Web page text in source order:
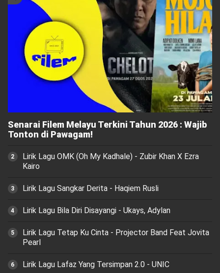
Senarai Filem Melayu Terkini Tahun 2026 : Wajib
Tonton di Pawagam!
Lirik Lagu OMK (Oh My Kadhale) - Zubir Khan X Ezra
Kairo
Lirik Lagu Sangkar Derita - Haqiem Rusli
Lirik Lagu Bila Diri Disayangi - Ukays, Adylan
Lirik Lagu Tetap Ku Cinta - Projector Band Feat Jovita
Pearl
Lirik Lagu Lafaz Yang Tersimpan 2.0 - UNIC